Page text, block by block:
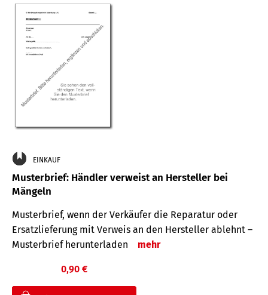
EINKAUF
Musterbrief: Händler verweist an Hersteller bei
Mängeln
Musterbrief, wenn der Verkäufer die Reparatur oder
Ersatzlieferung mit Verweis an den Hersteller ablehnt –
Musterbrief herunterladen
mehr
0,90 €